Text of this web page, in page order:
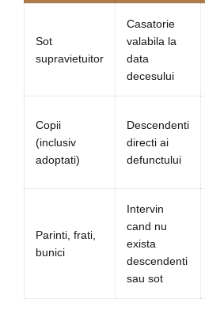
Sot
supravietuitor
Casatorie
valabila la
data
decesului
Copii
(inclusiv
adoptati)
Descendenti
directi ai
defunctului
Parinti, frati,
bunici
Intervin
cand nu
exista
descendenti
sau sot